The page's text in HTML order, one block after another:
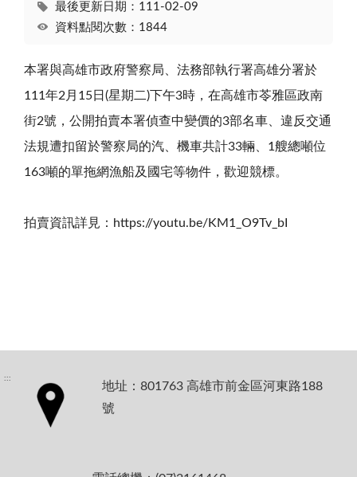
最後更新日期：111-02-09
資料點閱次數：1844
本署與高雄市政府警察局、法務部執行署高雄分署於
111年2月 15日 (星期二) 下午3時，在高雄市苓雅區政南
街2號，公開拍賣本署偵查中變價的3部名車、違反交通
法規遭扣留於警察局的汽、機車共計33輛、 1艘總噸位
163噸的單拖網漁船及國宅等物件，歡迎競標。
拍賣資訊詳見： https://youtu.be/KM1_O9Tv_bI
:::
地址：801763 高雄市前金區河東路188
號